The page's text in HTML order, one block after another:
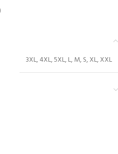
3XL,4XL,5XL,L,M,S,XL,XXL